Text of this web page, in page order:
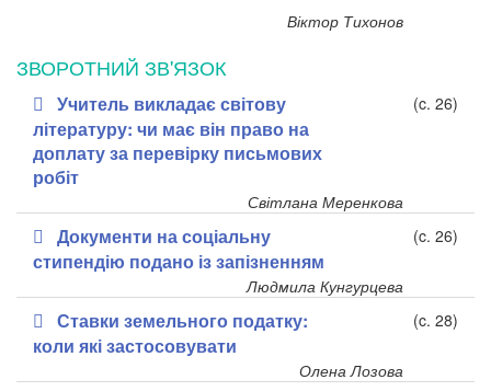
Віктор Тихонов
ЗВОРОТНИЙ ЗВ'ЯЗОК
Учитель викладає світову
літературу: чи має він право на
доплату за перевірку письмових
робіт
(c. 26)
Світлана Меренкова
Документи на соціальну
стипендію подано із запізненням
(c. 26)
Людмила Кунгурцева
Ставки земельного податку:
коли які застосовувати
(c. 28)
Олена Лозова